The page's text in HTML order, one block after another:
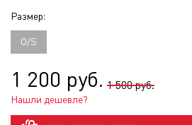
Размер:
O/S
1 200 руб. 1 500 руб.
Нашли дешевле?